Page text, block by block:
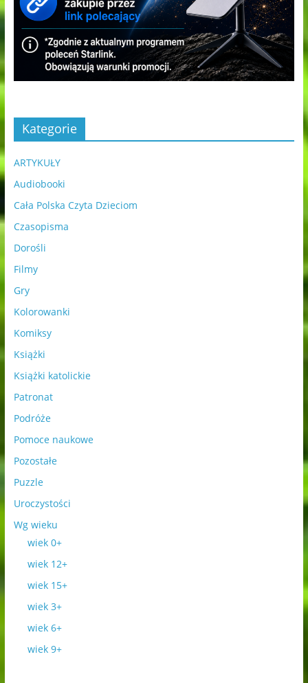
Kategorie
ARTYKUŁY
Audiobooki
Cała Polska Czyta Dzieciom
Czasopisma
Dorośli
Filmy
Gry
Kolorowanki
Komiksy
Książki
Książki katolickie
Patronat
Podróże
Pomoce naukowe
Pozostałe
Puzzle
Uroczystości
Wg wieku
wiek 0+
wiek 12+
wiek 15+
wiek 3+
wiek 6+
wiek 9+